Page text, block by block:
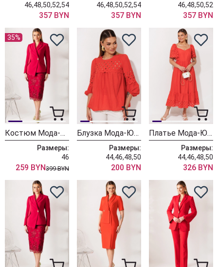
46,48,50,52,54
357 BYN
46,48,50,52,54
357 BYN
46,48,50,52
357 BYN
35%
Костюм Мода-Юрс 26-2962 вишня
Размеры:
46
259 BYN399 BYN
Блузка Мода-Юрс 26-2921 коралл
Размеры:
44,46,48,50
200 BYN
Платье Мода-Юрс 26-2980 коралл
Размеры:
44,46,48,50
326 BYN